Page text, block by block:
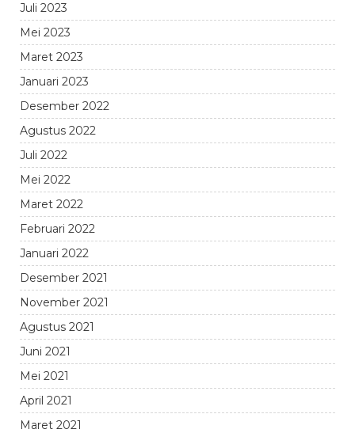
Juli 2023
Mei 2023
Maret 2023
Januari 2023
Desember 2022
Agustus 2022
Juli 2022
Mei 2022
Maret 2022
Februari 2022
Januari 2022
Desember 2021
November 2021
Agustus 2021
Juni 2021
Mei 2021
April 2021
Maret 2021